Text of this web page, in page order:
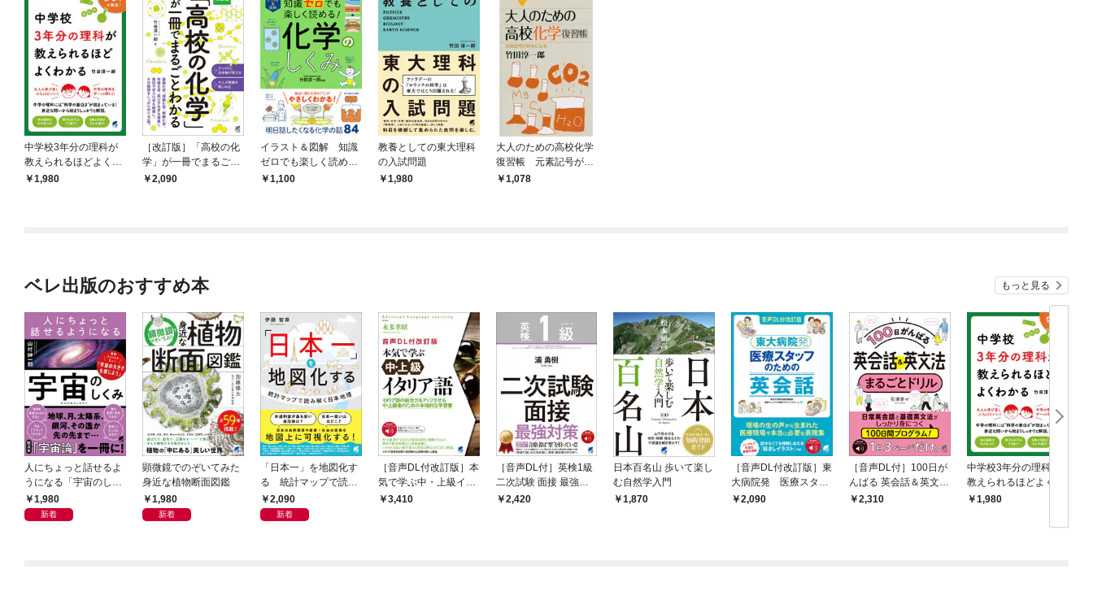
中学校3年分の理科が
教えられるほどよくわ
かる1,980
［改訂版］「高校の化
学」が一冊でまるごと
わかる
2,090
イラスト＆図解 知識
ゼロでも楽しく読め
る！ 化学のしくみ
1,100
教養としての東大理科
の入試問題
1,980
大人のための高校化学
復習帳 元素記号が好
きになる
1,078
ベレ出版のおすすめ本 もっと見る
人にちょっと話せるよ
うになる「宇宙のしく
み」1,980
新着
顕微鏡でのぞいてみた
身近な植物断面図鑑
1,980
新着
「日本一」を地図化す
る 統計マップで読み
解く日本地理
2,090
新着
［音声DL付改訂版］本
気で学ぶ中・上級イタ
リア語
3,410
［音声DL付］英検1級
二次試験 面接 最強対
策2,420
日本百名山 歩いて楽し
む自然学入門
1,870
［音声DL付改訂版］東
大病院発 医療スタッ
フのための英会話
2,090
［音声DL付］100日が
んばる 英会話＆英文法
まるごとドリル
2,310
中学校3年分の理科が
教えられるほどよくわ
かる1,980